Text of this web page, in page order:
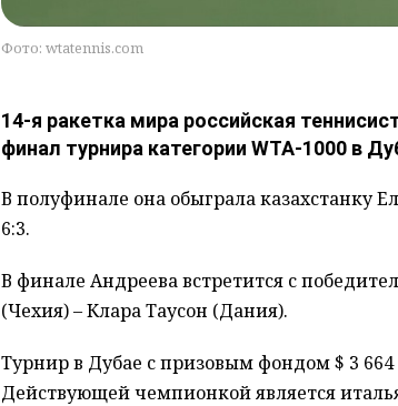
Фото: wtatennis.com
14-я ракетка мира российская
финал турнира категории WTA-1000 в
В полуфинале она обыграла казахстанку
6:3.
В финале Андреева встретится с
(Чехия) – Клара Таусон (Дания).
Турнир в Дубае с призовым фондом $ 3 664
Действующей чемпионкой является